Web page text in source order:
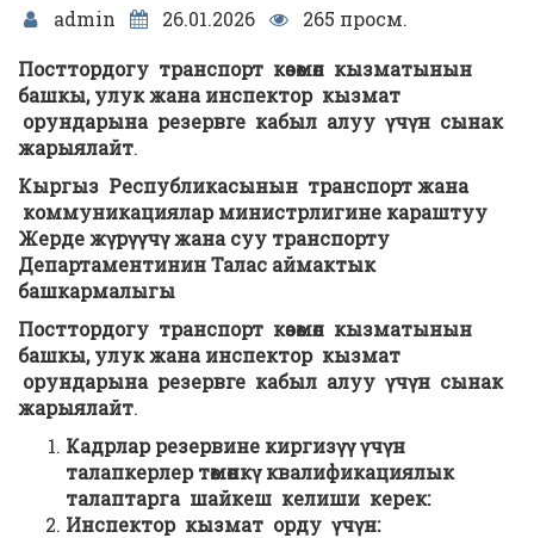
admin 26.01.2026
265 просм.
Посттордогу транспорт көзөмөл кызматынын
башкы, улук жана инспектор кызмат
орундарына резервге кабыл алуу үчүн сынак
жарыялайт.
Кыргыз Республикасынын транспорт жана
коммуникациялар министрлигине караштуу
Жерде жүрүүчү жана суу транспорту
Департаментинин Талас аймактык
башкармалыгы
Посттордогу транспорт көзөмөл кызматынын
башкы, улук жана инспектор кызмат
орундарына резервге кабыл алуу үчүн сынак
жарыялайт.
Кадрлар резервине киргизүү үчүн
талапкерлер төмөнкү квалификациялык
талаптарга шайкеш келиши керек:
Инспектор кызмат орду үчүн: